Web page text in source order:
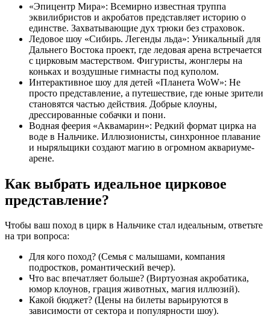
«Эпицентр Мира»: Всемирно известная труппа
эквилибристов и акробатов представляет историю о
единстве. Захватывающие дух трюки без страховок.
Ледовое шоу «Сибирь. Легенды льда»: Уникальный для
Дальнего Востока проект, где ледовая арена встречается
с цирковым мастерством. Фигуристы, жонглеры на
коньках и воздушные гимнасты под куполом.
Интерактивное шоу для детей «Планета WoW»: Не
просто представление, а путешествие, где юные зрители
становятся частью действия. Добрые клоуны,
дрессированные собачки и пони.
Водная феерия «Аквамарин»: Редкий формат цирка на
воде в Нальчике. Иллюзионисты, синхронное плавание
и ныряльщики создают магию в огромном аквариуме-
арене.
Как выбрать идеальное цирковое
представление?
Чтобы ваш поход в цирк в Нальчике стал идеальным, ответьте
на три вопроса:
Для кого поход? (Семья с малышами, компания
подростков, романтический вечер).
Что вас впечатляет больше? (Виртуозная акробатика,
юмор клоунов, грация животных, магия иллюзий).
Какой бюджет? (Цены на билеты варьируются в
зависимости от сектора и популярности шоу).